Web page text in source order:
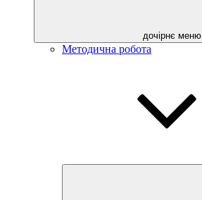
дочірнє меню
Методична робота